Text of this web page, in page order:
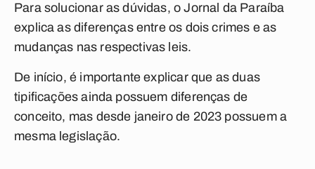
Para solucionar as dúvidas, o Jornal da Paraíba
explica as diferenças entre os dois crimes e as
mudanças nas respectivas leis.
De início, é importante explicar que as duas
tipificações ainda possuem diferenças de
conceito, mas desde janeiro de 2023 possuem a
mesma legislação.